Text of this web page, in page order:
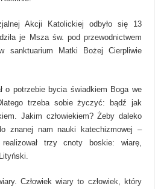
Akcji Katolickiej odbyło się 13
je Msza św. pod przewodnictwem
sanktuarium Matki Bożej Cierpliwie
o potrzebie bycia świadkiem Boga we
trzeba sobie życzyć: bądź jak
Jakim człowiekiem? Żeby daleko
znanej nam nauki katechizmowej –
trzy cnoty boskie: wiarę,
Człowiek wiary to człowiek, który